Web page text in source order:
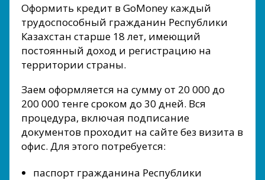
Оформить кредит в GoMoney каждый
трудоспособный гражданин Республики
Казахстан старше 18 лет, имеющий
постоянный доход и регистрацию на
территории страны.
Заем оформляется на сумму от 20 000 до
200 000 тенге сроком до 30 дней. Вся
процедура, включая подписание
документов проходит на сайте без визита в
офис. Для этого потребуется:
паспорт гражданина Республики